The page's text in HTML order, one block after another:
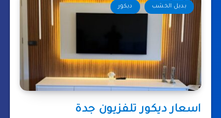
بديل الخشب ديكور
اسعار ديكور تلفزيون جدة